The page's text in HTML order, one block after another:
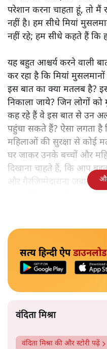
परेशान करना चाहता हूं, तो मैं
नहीं है। हम सीधे मियां
नहीं रहे; हम सीधे कहते हैं
यह बहुत आश्चर्य करने वाली
कर रहा है कि मियांं
इस बात का क्या मतलब है?
निकाला जाये? जिन लोगों
कह रहे हैं वे इस बात से उन
पहुंचा सकते हैं? ऐसा लगता है
महिलाओं की सुरक्षा से कोई
घर जाकर उनके बच्चों और
दिखाना चाहते हैं, कि आप
और गैरजिम्मेदाराना ज़बान
सत्य हिन्दी ऐपडाउनलोड
वंदिता मिश्रा
वंदिता मिश्रा की और स्टोरी पढ़ें